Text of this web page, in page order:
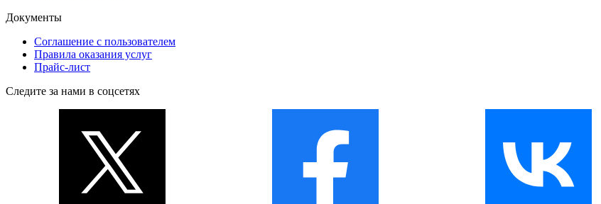
Документы
Соглашение с пользователем
Правила оказания услуг
Прайс-лист
Следите за нами в соцсетях